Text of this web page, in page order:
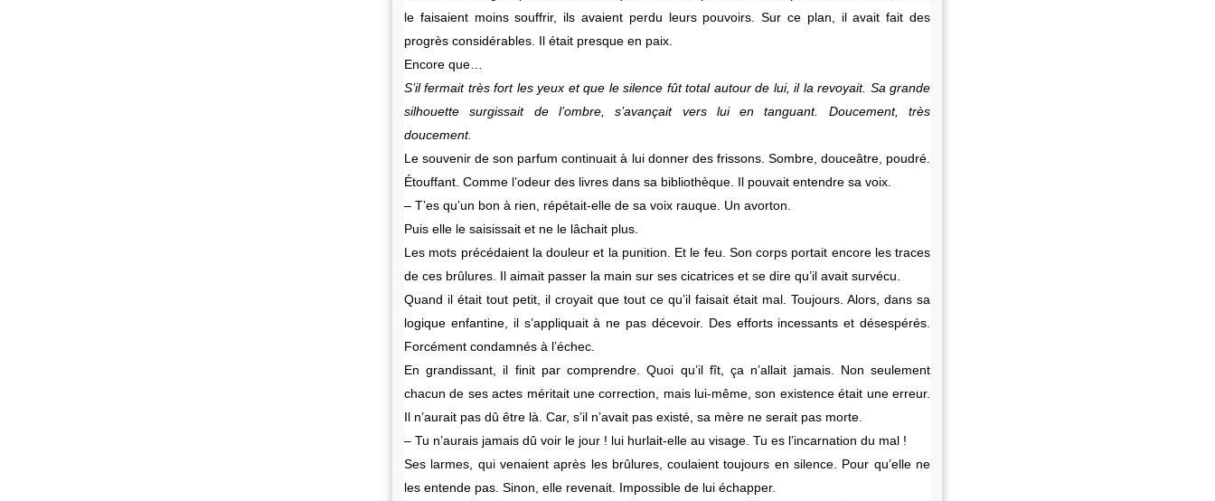
le faisaient moins souffrir, ils avaient perdu leurs pouvoirs. Sur ce plan, il avait fait des
progrès considérables. Il était presque en paix.
Encore que…
S’il fermait très fort les yeux et que le silence fût total autour de lui, il la revoyait. Sa grande
silhouette surgissait de l’ombre, s’avançait vers lui en tanguant. Doucement, très
doucement.
Le souvenir de son parfum continuait à lui donner des frissons. Sombre, douceâtre, poudré.
Étouffant. Comme l’odeur des livres dans sa bibliothèque. Il pouvait entendre sa voix.
– T’es qu’un bon à rien, répétait-elle de sa voix rauque. Un avorton.
Puis elle le saisissait et ne le lâchait plus.
Les mots précédaient la douleur et la punition. Et le feu. Son corps portait encore les traces
de ces brûlures. Il aimait passer la main sur ses cicatrices et se dire qu’il avait survécu.
Quand il était tout petit, il croyait que tout ce qu’il faisait était mal. Toujours. Alors, dans sa
logique enfantine, il s’appliquait à ne pas décevoir. Des efforts incessants et désespérés.
Forcément condamnés à l’échec.
En grandissant, il finit par comprendre. Quoi qu’il fît, ça n’allait jamais. Non seulement
chacun de ses actes méritait une correction, mais lui-même, son existence était une erreur.
Il n’aurait pas dû être là. Car, s’il n’avait pas existé, sa mère ne serait pas morte.
– Tu n’aurais jamais dû voir le jour ! lui hurlait-elle au visage. Tu es l’incarnation du mal !
Ses larmes, qui venaient après les brûlures, coulaient toujours en silence. Pour qu’elle ne
les entende pas. Sinon, elle revenait. Impossible de lui échapper.